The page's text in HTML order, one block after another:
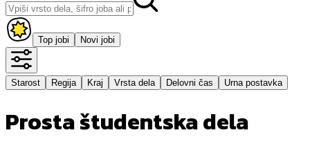
Top jobi Novi jobi
Starost Regija Kraj Vrsta dela Delovni čas Urna postavka
Prosta študentska dela